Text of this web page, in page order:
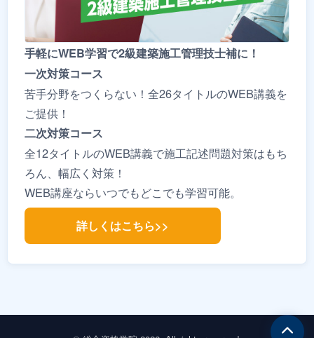
手軽にWEB学習で2級建築施工管理技士補に！
一次対策コース
苦手分野をつくらない！全26タイトルのWEB講義を
ご提供！
二次対策コース
全12タイトルのWEB講義で施工記述問題対策はもち
ろん、幅広く対策！
WEB講座ならいつでもどこでも学習可能。
詳しくはこちら>>